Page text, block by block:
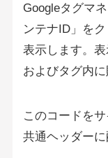
Googleタグマ
ンテナID」を
表示します。
およびタグ内に
このコードを
共通ヘッダーに